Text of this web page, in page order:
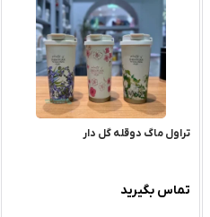
تراول ماگ دوقله گل دار
تماس بگیرید